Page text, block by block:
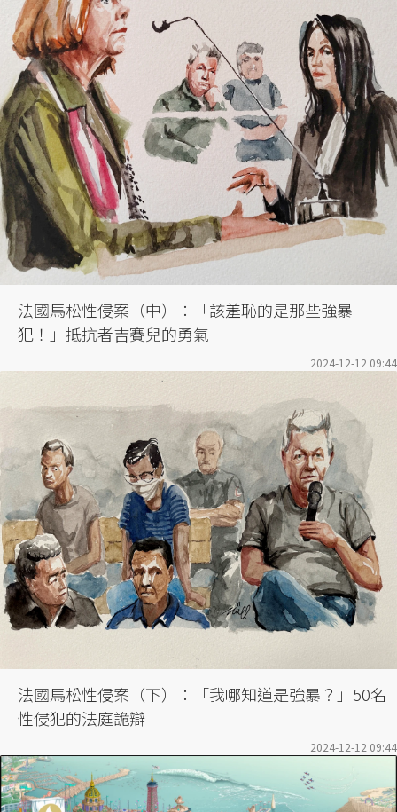
法國馬松性侵案（中）：「該羞恥的是那些強暴
犯！」抵抗者吉賽兒的勇氣
2024-12-12 09:44
法國馬松性侵案（下）：「我哪知道是強暴？」50名
性侵犯的法庭詭辯
2024-12-12 09:44